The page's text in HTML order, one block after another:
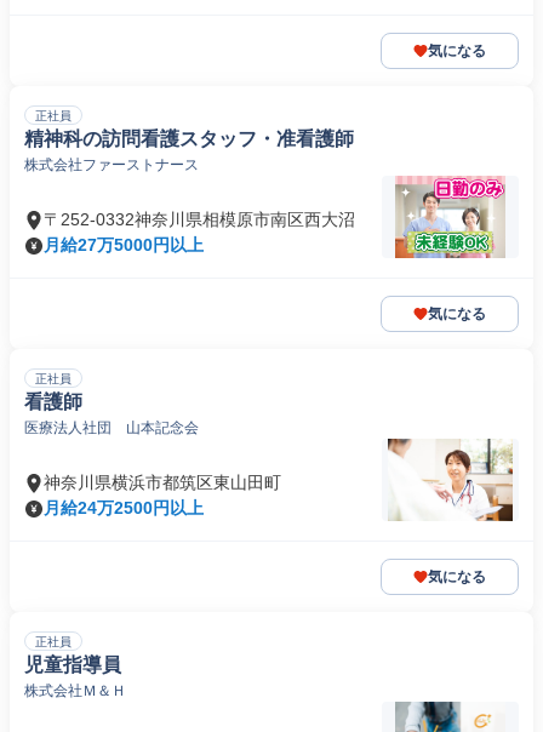
気になる
正社員
精神科の訪問看護スタッフ・准看護師
株式会社ファーストナース
〒252-0332神奈川県相模原市南区西大沼
月給27万5000円以上
気になる
正社員
看護師
医療法人社団 山本記念会
神奈川県横浜市都筑区東山田町
月給24万2500円以上
気になる
正社員
児童指導員
株式会社Ｍ＆Ｈ